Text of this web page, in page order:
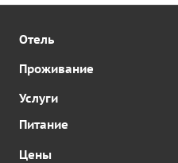
Отель
Проживание
Услуги
Питание
Цены